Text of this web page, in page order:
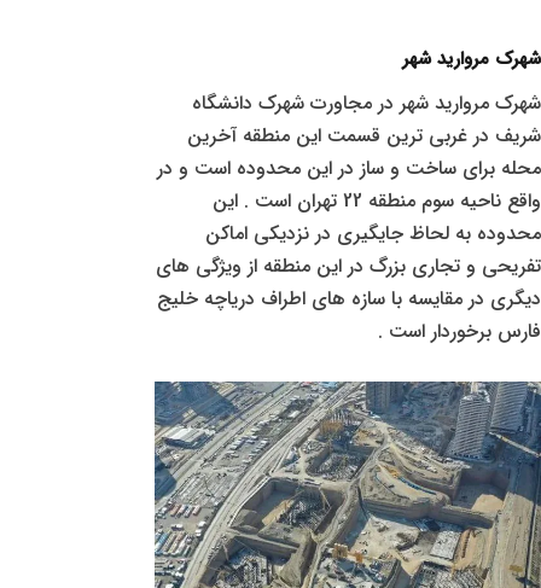
شهرک مروارید شهر
شهرک مروارید شهر در مجاورت شهرک دانشگاه
شریف در غربی ترین قسمت این منطقه آخرین
محله برای ساخت و ساز در این محدوده است و در
واقع ناحیه سوم منطقه 22 تهران است . این
محدوده به لحاظ جایگیری در نزدیکی اماکن
تفریحی و تجاری بزرگ در این منطقه از ویژگی های
دیگری در مقایسه با سازه های اطراف دریاچه خلیج
فارس برخوردار است .